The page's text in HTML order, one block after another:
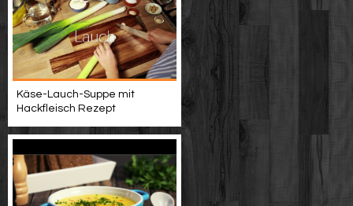
Käse-Lauch-Suppe mit
Hackfleisch Rezept